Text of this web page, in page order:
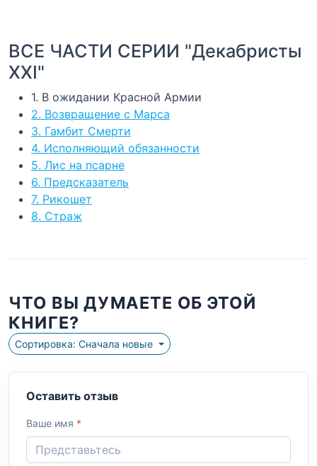
ВСЕ ЧАСТИ СЕРИИ "Декабристы
XXI"
1. В ожидании Красной Армии
2. Возвращение с Марса
3. Гамбит Смерти
4. Исполняющий обязанности
5. Лис на псарне
6. Предсказатель
7. Рикошет
8. Страж
ЧТО ВЫ ДУМАЕТЕ ОБ ЭТОЙ
КНИГЕ?
Сортировка: Сначала новые
Оставить отзыв
Ваше имя *